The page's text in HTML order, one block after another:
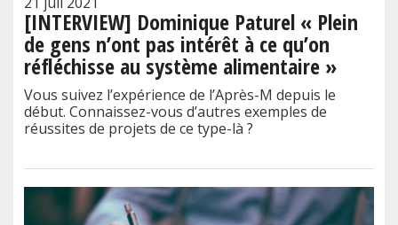
[INTERVIEW] Dominique Paturel « Plein
de gens n’ont pas intérêt à ce qu’on
réfléchisse au système alimentaire »
Vous suivez l’expérience de l’Après-M depuis le
début. Connaissez-vous d’autres exemples de
réussites de projets de ce type-là ?